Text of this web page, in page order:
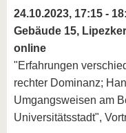
24.10.2023, 17:15 -
Gebäude 15,
online
"Erfahrungen
rechter Dominanz;
Umgangsweisen am
Universitätsstadt",